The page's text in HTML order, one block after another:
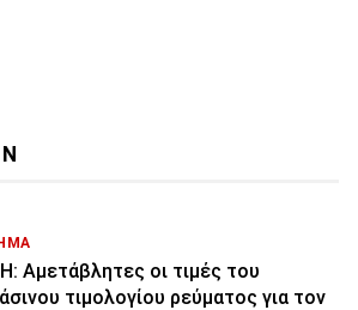
Αμετάβλητες οι τιμές του
τιμολογίου ρεύματος για τον